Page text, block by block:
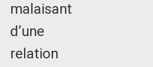
malaisant
d’une
relation